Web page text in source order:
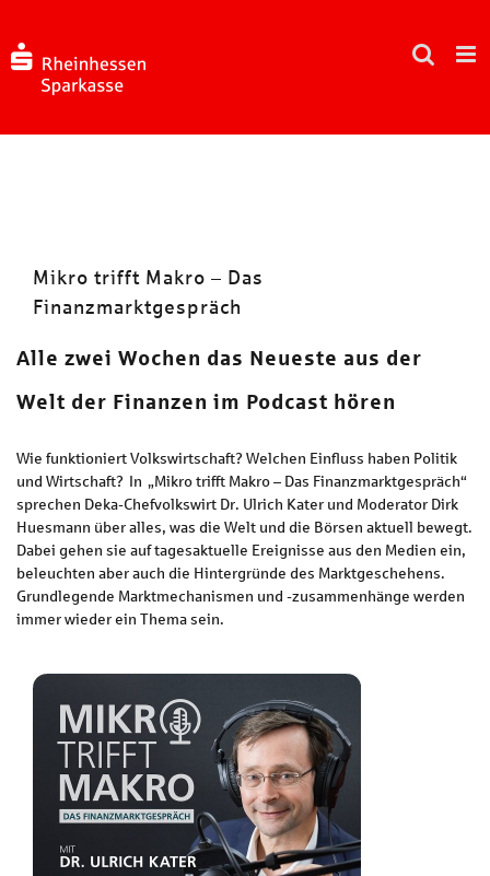
springen
Mikro trifft Makro – Das
Finanzmarktgespräch
Alle zwei Wochen das Neueste aus der
Welt der Finanzen im Podcast hören
Wie funktioniert Volkswirtschaft? Welchen Einfluss haben Politik
und Wirtschaft? In „Mikro trifft Makro – Das Finanzmarktgespräch“
sprechen Deka-Chefvolkswirt Dr. Ulrich Kater und Moderator Dirk
Huesmann über alles, was die Welt und die Börsen aktuell bewegt.
Dabei gehen sie auf tagesaktuelle Ereignisse aus den Medien ein,
beleuchten aber auch die Hintergründe des Marktgeschehens.
Grundlegende Marktmechanismen und -zusammenhänge werden
immer wieder ein Thema sein.